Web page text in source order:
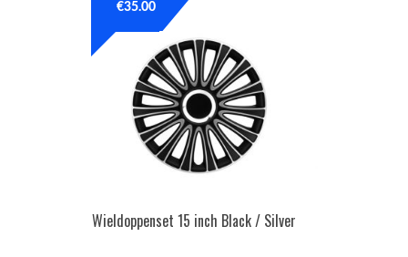
Wieldoppenset 15 inch Black / Silver
€35.00